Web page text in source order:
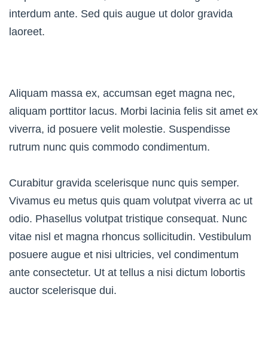
interdum ante. Sed quis augue ut dolor gravida
laoreet.
Aliquam massa ex, accumsan eget magna nec,
aliquam porttitor lacus. Morbi lacinia felis sit amet ex
viverra, id posuere velit molestie. Suspendisse
rutrum nunc quis commodo condimentum.
Curabitur gravida scelerisque nunc quis semper.
Vivamus eu metus quis quam volutpat viverra ac ut
odio. Phasellus volutpat tristique consequat. Nunc
vitae nisl et magna rhoncus sollicitudin. Vestibulum
posuere augue et nisi ultricies, vel condimentum
ante consectetur. Ut at tellus a nisi dictum lobortis
auctor scelerisque dui.